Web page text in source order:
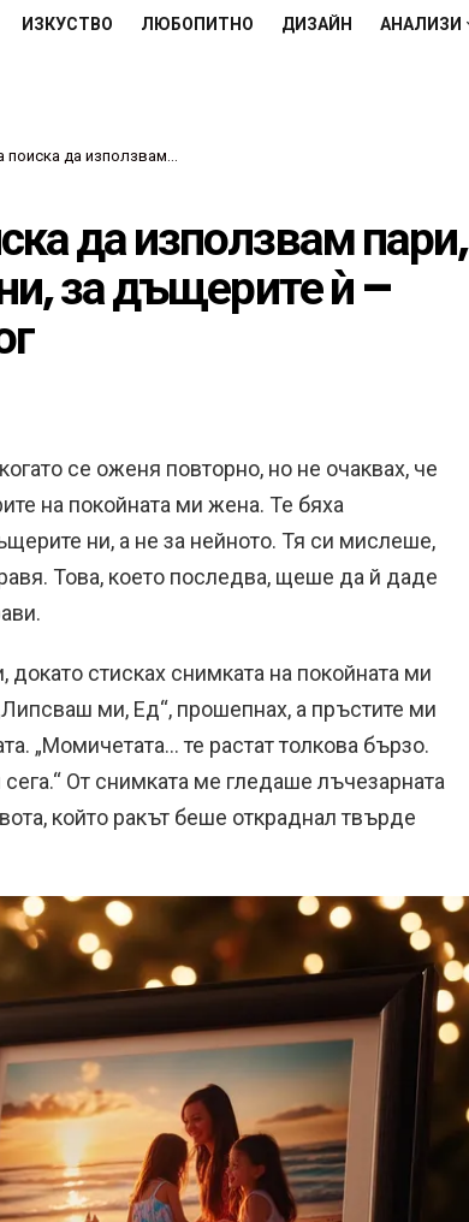
ИЗКУСТВО ЛЮБОПИТНО ДИЗАЙН АНАЛИЗИ
за децата ни, за дъщерите ѝ – урокът ми беше строг
да използвам пари,
за дъщерите ѝ –
се оженя повторно, но не очаквах, че
на покойната ми жена. Те бяха
ни, а не за нейното. Тя си мислеше,
Това, което последва, щеше да й даде
стисках снимката на покойната ми
ми, Ед“, прошепнах, а пръстите ми
„Момичетата… те растат толкова бързо.
От снимката ме гледаше лъчезарната
който ракът беше откраднал твърде